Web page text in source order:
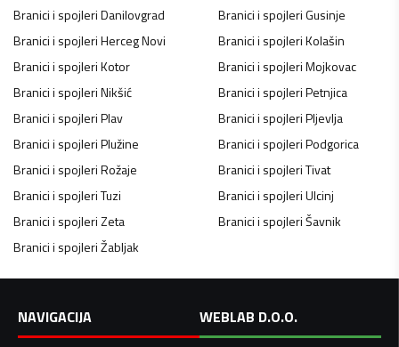
Branici i spojleriDanilovgrad Branici i spojleriGusinje
Branici i spojleriHerceg Novi Branici i spojleriKolašin
Branici i spojleriKotor Branici i spojleriMojkovac
Branici i spojleriNikšić Branici i spojleriPetnjica
Branici i spojleriPlav Branici i spojleriPljevlja
Branici i spojleriPlužine Branici i spojleriPodgorica
Branici i spojleriRožaje Branici i spojleriTivat
Branici i spojleriTuzi Branici i spojleriUlcinj
Branici i spojleriZeta Branici i spojleriŠavnik
Branici i spojleriŽabljak
NAVIGACIJA
WEBLAB D.O.O.